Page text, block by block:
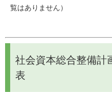
覧はありません）
社会資本総合整備計
表